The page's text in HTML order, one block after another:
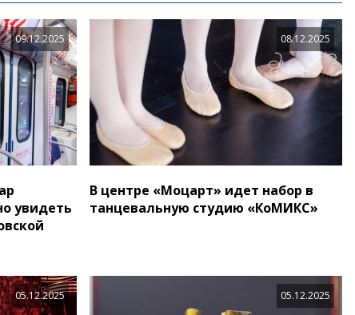
09.12.2025
увидеть
08.12.2025
В центре «Моцарт» идет набор в
танцевальную студию «КоМИКС»
05.12.2025 05.12.2025